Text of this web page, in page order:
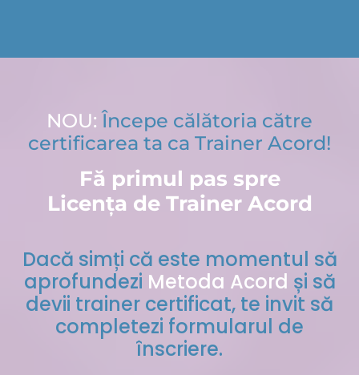
NOU: Începe călătoria către
certificarea ta ca Trainer Acord!
Fă primul pas spre
Licența de Trainer Acord
Dacă simți că este momentul să
aprofundezi Metoda Acord și să
devii trainer certificat, te invit să
completezi formularul de
înscriere.